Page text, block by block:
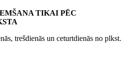
TIKAI PĒC
trešdienās un ceturtdienās no plkst.